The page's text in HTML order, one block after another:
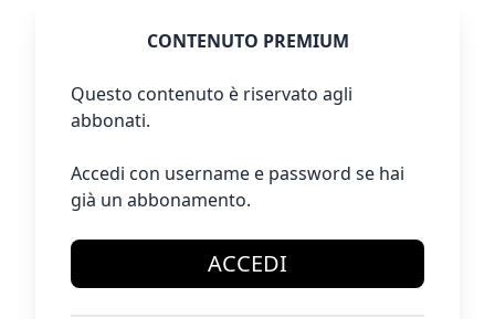
CONTENUTO PREMIUM
Questo contenuto è riservato agli
abbonati.
Accedi con username e password se hai
già un abbonamento.
ACCEDI